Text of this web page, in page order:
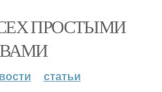
ПРОСТЫМИ
статьи